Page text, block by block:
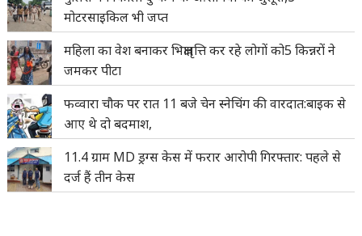
मोटरसाइकिल भी जप्त
महिला का वेश बनाकर भिक्षावृत्ति कर रहे लोगों को5 किन्नरों ने
जमकर पीटा
फव्वारा चौक पर रात 11 बजे चेन स्नेचिंग की वारदात:बाइक से
आए थे दो बदमाश,
11.4 ग्राम MD ड्रग्स केस में फरार आरोपी गिरफ्तार: पहले से
दर्ज हैं तीन केस